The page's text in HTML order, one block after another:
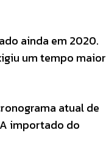
ainda em 2020.
um tempo maior
atual de
importado do